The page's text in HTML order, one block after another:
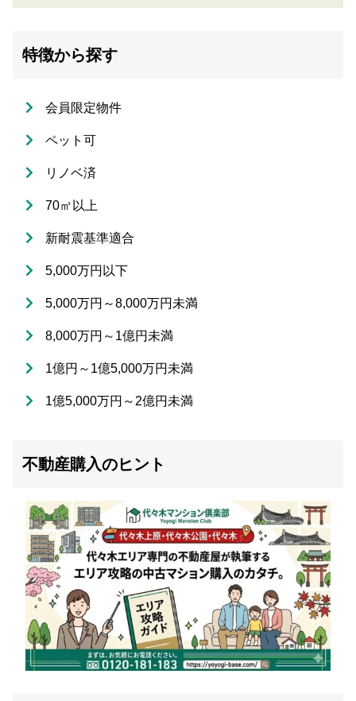
特徴から探す
会員限定物件
ペット可
リノベ済
70㎡以上
新耐震基準適合
5,000万円以下
5,000万円～8,000万円未満
8,000万円～1億円未満
1億円～1億5,000万円未満
1億5,000万円～2億円未満
不動産購入のヒント